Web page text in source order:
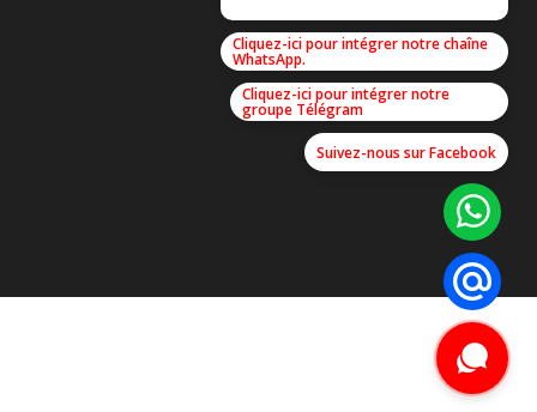
Cliquez-ici pour intégrer notre chaîne
WhatsApp.
Cliquez-ici pour intégrer notre
groupe Télégram
Suivez-nous sur Facebook